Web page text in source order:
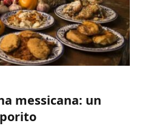
messicana: un